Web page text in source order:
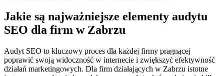
Jakie są najważniejsze elementy audytu
SEO dla firm w Zabrzu
Audyt SEO to kluczowy proces dla każdej firmy pragnącej
poprawić swoją widoczność w internecie i zwiększyć efektywność
działań marketingowych. Dla firm działających w Zabrzu istotne